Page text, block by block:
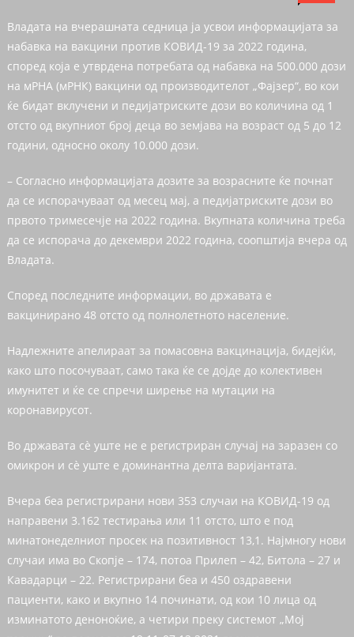
Владата на вчерашната седница ја усвои информацијата за
набавка на вакцини против КОВИД-19 за 2022 година,
според која е утврдена потребата од набавка на 500.000 дози
на мРНА (мРНК) вакцини од производителот „Фајзер“, во кои
ќе бидат вклучени и педијатриските дози во количина од 1
отсто од вкупниот број деца во земјава на возраст од 5 до 12
години, односно околу 10.000 дози.
– Согласно информацијата дозите за возрасните ќе почнат
да се испорачуваат од месец мај, а педијатриските дози во
првото тримесечје на 2022 година. Вкупната количина треба
да се испорача до декември 2022 година, соопштија вчера од
Владата.
Според последните информации, во државата е
вакцинирано 48 отсто од полнолетното население.
Надлежните апелираат за помасовна вакцинација, бидејќи,
како што посочуваат, само така ќе се дојде до колективен
имунитет и ќе се спречи ширење на мутации на
коронавирусот.
Во државата сè уште не е регистриран случај на заразен со
омикрон и сè уште е доминантна делта варијантата.
Вчера беа регистрирани нови 353 случаи на КОВИД-19 од
направени 3.162 тестирања или 11 отсто, што е под
минатонеделниот просек на позитивност 13,1. Најмногу нови
случаи има во Скопје – 174, потоа Прилеп – 42, Битола – 27 и
Кавадарци – 22. Регистрирани беа и 450 оздравени
пациенти, како и вкупно 14 починати, од кои 10 лица од
изминатото деноноќие, а четири преку системот „Мој